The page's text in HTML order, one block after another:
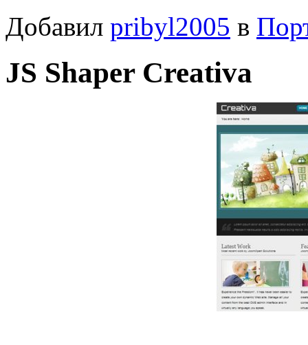
Добавил pribyl2005 в
JS Shaper Creativa